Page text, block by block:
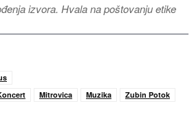
izvora. Hvala na poštovanju etike
Mitrovica Muzika Zubin Potok